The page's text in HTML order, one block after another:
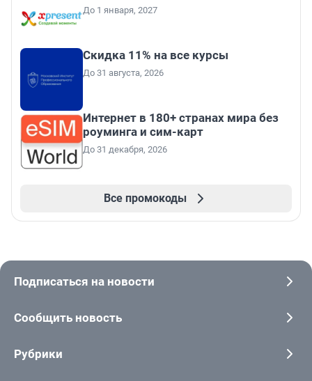
До 1 января, 2027
Скидка 11% на все курсы
До 31 августа, 2026
Интернет в 180+ странах мира без
роуминга и сим-карт
До 31 декабря, 2026
Все промокоды
Подписаться на новости
Сообщить новость
Рубрики